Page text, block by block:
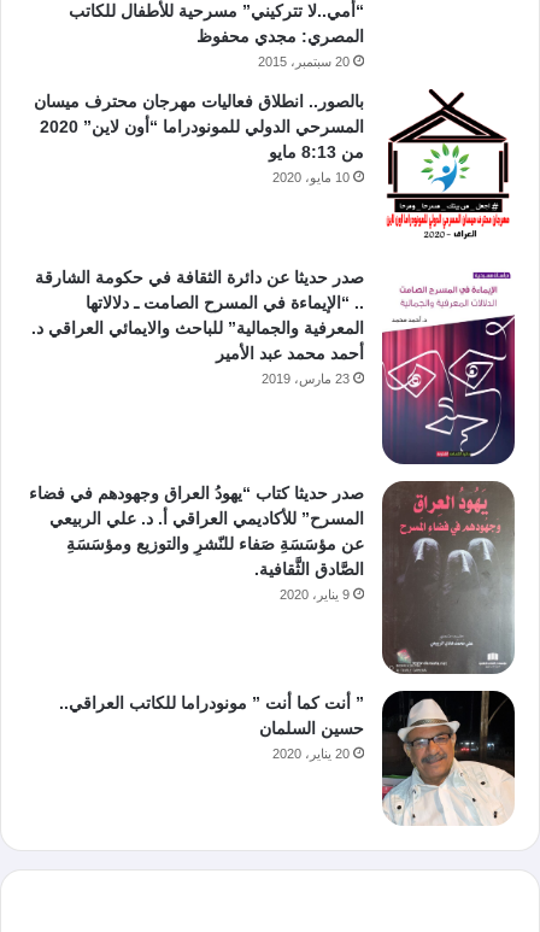
“أمي..لا تتركيني” مسرحية للأطفال للكاتب
المصري: مجدي محفوظ
20 سبتمبر، 2015
بالصور.. انطلاق فعاليات مهرجان محترف ميسان
المسرحي الدولي للمونودراما “أون لاين” 2020
من 8:13 مايو
10 مايو، 2020
صدر حديثا عن دائرة الثقافة في حكومة الشارقة
.. “الإيماءة في المسرح الصامت ـ دلالاتها
المعرفية والجمالية” للباحث والايمائي العراقي د.
أحمد محمد عبد الأمير
23 مارس، 2019
صدر حديثا كتاب “يهودُ العراق وجهودهم في فضاء
المسرح” للأكاديمي العراقي أ. د. علي الربيعي
عن مؤسَسَةِ صَفاء للنّشرِ والتوزيع ومؤسَسَةِ
الصَّادق الثَّقافية.
9 يناير، 2020
” أنت كما أنت ” مونودراما للكاتب العراقي..
حسين السلمان
20 يناير، 2020